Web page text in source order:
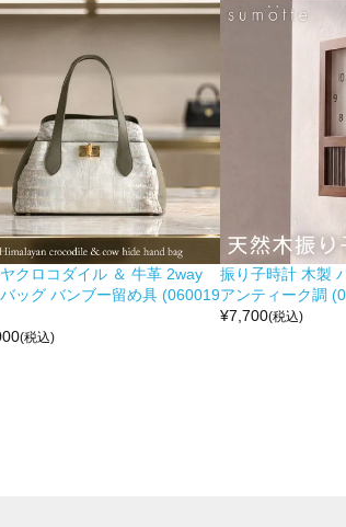
クロコダイル ＆ 牛革 2way
ッグ バンブー留め具 (060019
(税込)
振り子時計 木製
アンティーク調
¥7,700(税込)